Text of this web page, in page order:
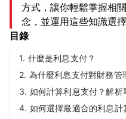
方式，讓你輕鬆掌握相
念，並運用這些知識選
目錄
1. 什麼是利息支付？
2. 為什麼利息支付對財務管
3. 如何計算利息支付？解析
4. 如何選擇最適合的利息計